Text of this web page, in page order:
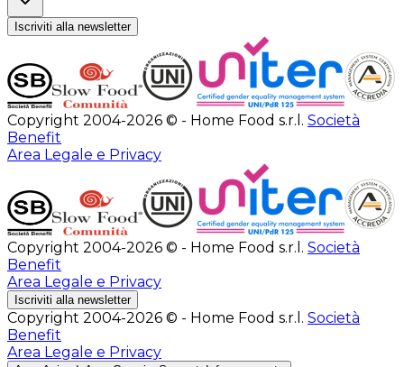
Iscriviti alla newsletter
Copyright 2004-2026 © - Home Food s.r.l. Società
Benefit
Area Legale e Privacy
Copyright 2004-2026 © - Home Food s.r.l. Società
Benefit
Area Legale e Privacy
Iscriviti alla newsletter
Copyright 2004-2026 © - Home Food s.r.l. Società
Benefit
Area Legale e Privacy